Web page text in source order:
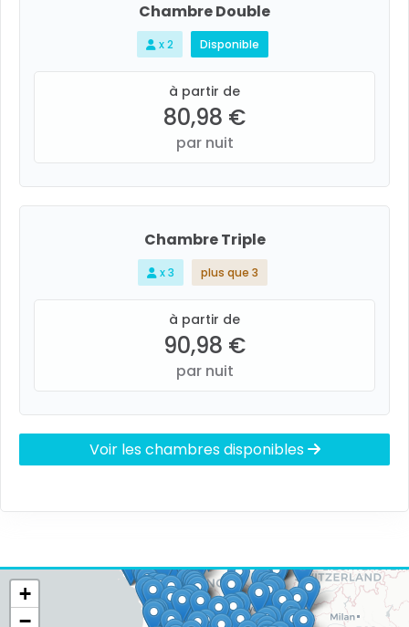
Chambre Double
x 2 Disponible
à partir de
80,98 €
par nuit
Chambre Triple
x 3 plus que 3
à partir de
90,98 €
par nuit
Voir les chambres disponibles
+
−